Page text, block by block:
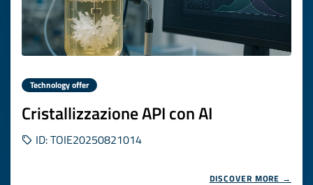
Technology offer
Cristallizzazione API con AI
ID: TOIE20250821014
DISCOVER MORE →